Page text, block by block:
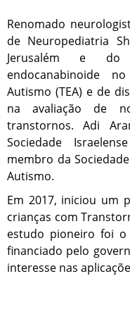
Renomado
de Neuropediatria
Jerusalém e do
endocanabinoide
Autismo (TEA) e de
na avaliação de
transtornos. Adi
Sociedade
membro da
Autismo.
Em 2017, iniciou um
crianças com
estudo pioneiro foi
financiado pelo
interesse nas